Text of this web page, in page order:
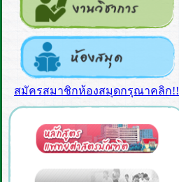
สมัครสมาชิกห้องสมุดกรุณาคลิก!!